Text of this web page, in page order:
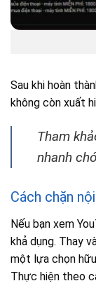
Sau khi hoàn
không còn xuất
Tham
nhanh
Cách chặn
Nếu bạn xem
khả dụng. Thay
một lựa chọn
Thực hiện theo